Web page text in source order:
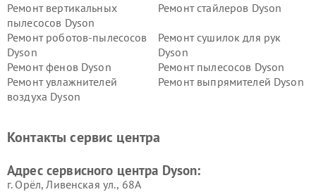
Ремонт вертикальных
пылесосов Dyson
Ремонт стайлеров Dyson
Ремонт роботов-пылесосов
Dyson
Ремонт сушилок для рук
Dyson
Ремонт фенов Dyson
Ремонт пылесосов Dyson
Ремонт увлажнителей
воздуха Dyson
Ремонт выпрямителей Dyson
Контакты сервис центра
Адрес сервисного центра Dyson:
г. Орёл, Ливенская ул., 68А